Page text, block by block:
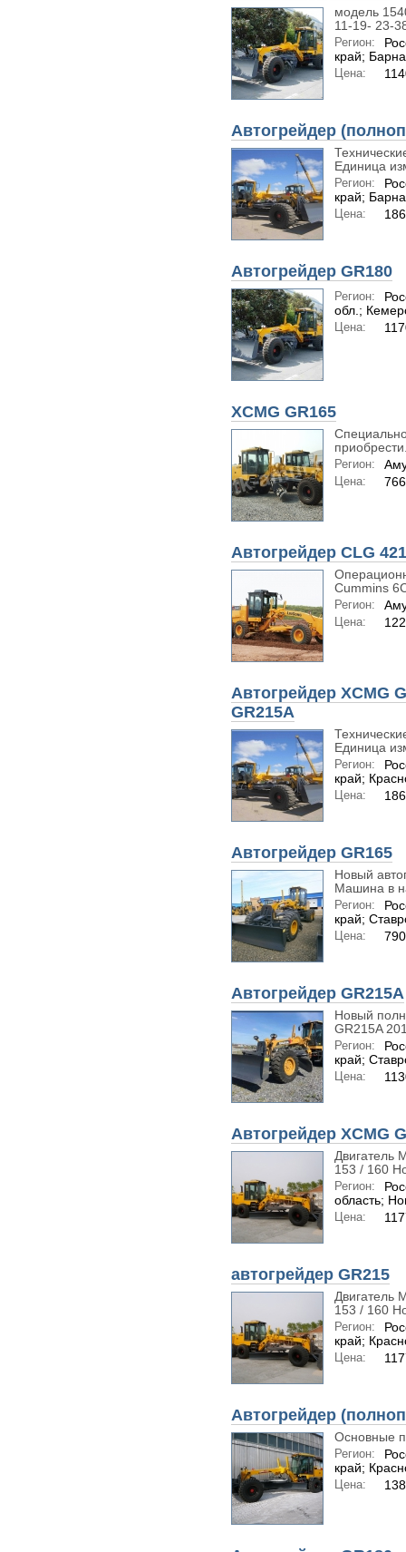
модель
11-19- 23-
Регион:
край;
Цена:
Автогрейдер
Единица
Регион:
край;
Цена:
Автогрейдер GR180
Регион:
обл.;
Цена:
XCMG GR165
Регион:
Цена:
Автогрейдер CLG
Cummins
Регион:
Цена:
Автогрейдер XCMG
GR215А
Единица
Регион:
край;
Цена:
Автогрейдер GR165
Новый
Машина в
Регион:
край;
Цена:
Автогрейдер GR215A
Новый
GR215A
Регион:
край;
Цена:
Автогрейдер XCMG
Двигатель
153 / 160
Регион:
область;
Цена:
автогрейдер GR215
Двигатель
153 / 160
Регион:
край;
Цена:
Автогрейдер
Основные
Регион:
край;
Цена: